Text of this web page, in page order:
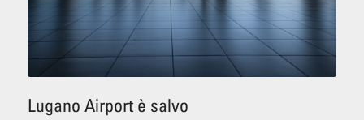
Lugano Airport è salvo